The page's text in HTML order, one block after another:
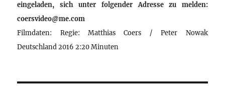
eingeladen, sich unter folgender Adresse zu melden:
coersvideo@me.com
Filmdaten: Regie: Matthias Coers / Peter Nowak
Deutschland 2016 2:20 Minuten